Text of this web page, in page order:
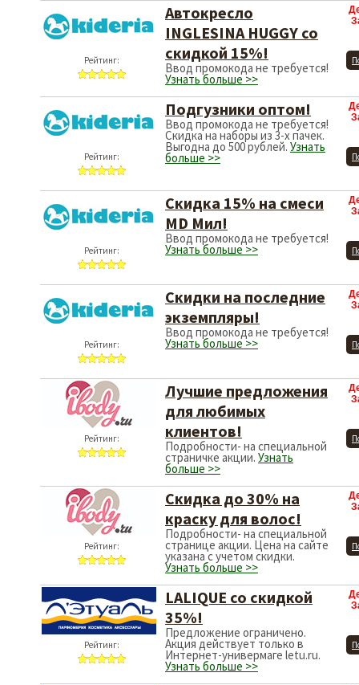
Рейтинг:
Автокресло
INGLESINA HUGGY со
скидкой 15%!
Ввод промокода не требуется!
Узнать больше >>
Рейтинг:
Подгузники оптом!
Ввод промокода не требуется!
Скидка на наборы из 3-х пачек.
Выгодна до 500 рублей. Узнать
больше >>
Рейтинг:
Скидка 15% на смеси
MD Мил!
Ввод промокода не требуется!
Узнать больше >>
Рейтинг:
Скидки на последние
экземпляры!
Ввод промокода не требуется!
Узнать больше >>
Рейтинг:
Лучшие предложения
для любимых
клиентов!
Подробности- на специальной
страничке акции. Узнать
больше >>
Рейтинг:
Скидка до 30% на
краску для волос!
Подробности- на специальной
странице акции. Цена на сайте
указана с учетом скидки.
Узнать больше >>
Рейтинг:
LALIQUE со скидкой
35%!
Предложение ограничено.
Акция действует только в
Интернет-универмаге letu.ru.
Узнать больше >>